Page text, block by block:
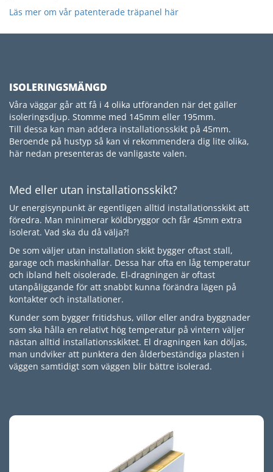
Läs mer om vår patenterade träpanel här
ISOLERINGSMÄNGD
Våra väggar går att få i 4 olika utföranden när det gäller
isoleringsdjup. Stomme med 145mm eller 195mm.
Till dessa kan man addera installationsskikt på 45mm.
Beroende på hustyp så kan vi rekommendera dig lite olika,
här nedan presenteras de vanligaste valen.
Med eller utan installationsskikt?
Ur energisynpunkt är egentligen alltid installationsskikt att
föredra. Man minimerar köldbryggor och får 45mm extra
isolerat. Vad ska du då välja?!
De som väljer utan installation skikt bygger oftast stall,
garage och maskinhallar. Dessa har ofta en låg temperatur
och ibland helt oisolerade. El-dragningen är oftast
utanpåliggande för att snabbt kunna förändra lägen på
kontakter och installationer.
Kunder som bygger fritidshus, villor eller andra byggnader
som ska hålla en relativt hög temperatur på vintern väljer
nästan alltid installationsskiktet. El dragningen kan döljas,
man undviker att punktera den ålderbeständiga plasten i
väggen samtidigt som väggen blir bättre isolerad.